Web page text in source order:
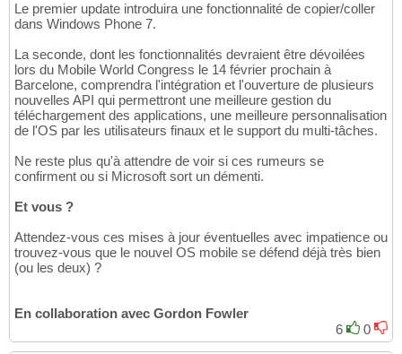
Le premier update introduira une fonctionnalité de copier/coller
dans Windows Phone 7.
La seconde, dont les fonctionnalités devraient être dévoilées
lors du Mobile World Congress le 14 février prochain à
Barcelone, comprendra l'intégration et l'ouverture de plusieurs
nouvelles API qui permettront une meilleure gestion du
téléchargement des applications, une meilleure personnalisation
de l'OS par les utilisateurs finaux et le support du multi-tâches.
Ne reste plus qu'à attendre de voir si ces rumeurs se
confirment ou si Microsoft sort un démenti.
Et vous ?
Attendez-vous ces mises à jour éventuelles avec impatience ou
trouvez-vous que le nouvel OS mobile se défend déjà très bien
(ou les deux) ?
En collaboration avec Gordon Fowler
6
0